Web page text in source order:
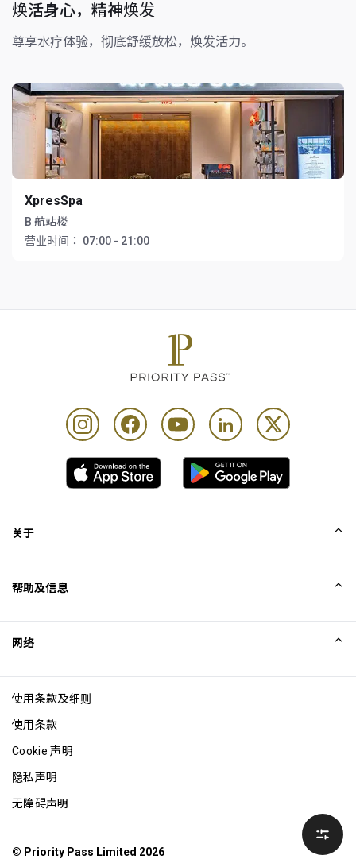
焕活身心，精神焕发
尊享水疗体验，彻底舒缓放松，焕发活力。
XpresSpa
B 航站楼
营业时间：
07:00 - 21:00
关于
Excellence Awards
博客
帮助及信息
网络
使用条款及细则
使用条款
Cookie 声明
隐私声明
无障碍声明
© Priority Pass Limited 2026